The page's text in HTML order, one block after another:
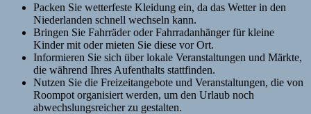
Packen Sie wetterfeste Kleidung ein, da das Wetter in den
Niederlanden schnell wechseln kann.
Bringen Sie Fahrräder oder Fahrradanhänger für kleine
Kinder mit oder mieten Sie diese vor Ort.
Informieren Sie sich über lokale Veranstaltungen und Märkte,
die während Ihres Aufenthalts stattfinden.
Nutzen Sie die Freizeitangebote und Veranstaltungen, die von
Roompot organisiert werden, um den Urlaub noch
abwechslungsreicher zu gestalten.